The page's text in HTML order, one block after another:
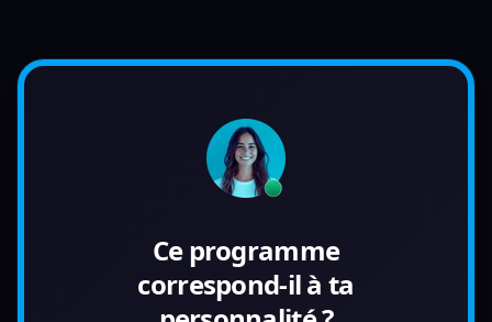
Ce programme
correspond-il à ta